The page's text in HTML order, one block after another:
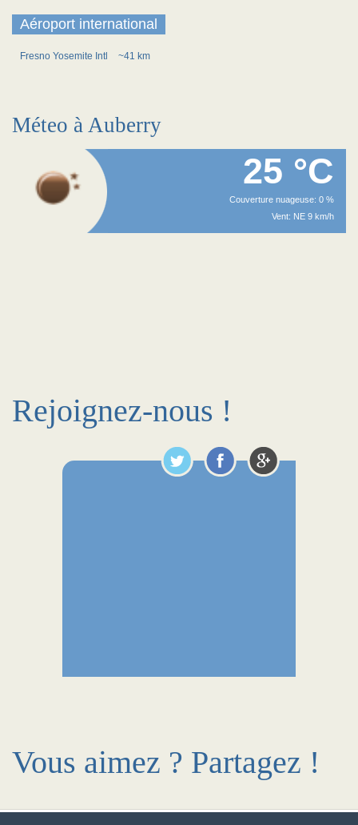
Aéroport international
Fresno Yosemite Intl ~41 km
Méteo à Auberry
25 °C
Couverture nuageuse: 0 %
Vent: NE 9 km/h
Rejoignez-nous !
Vous aimez ? Partagez !